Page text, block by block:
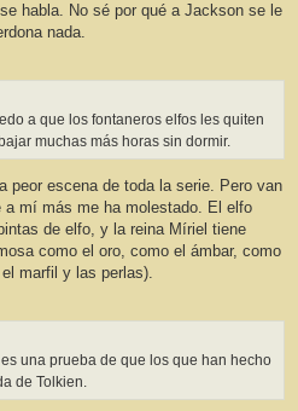
habla. No sé por qué a Jackson se le
nada.
a que los fontaneros elfos les quiten
muchas más horas sin dormir.
peor escena de toda la serie. Pero van
mí más me ha molestado. El elfo
de elfo, y la reina Míriel tiene
como el oro, como el ámbar, como
marfil y las perlas).
una prueba de que los que han hecho
de Tolkien.